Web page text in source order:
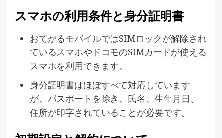
スマホの利用条件と身分証明書
おてがるモバイルではSIMロックが解除され
ているスマホやドコモのSIMカードが使える
スマホを利用できます。
身分証明書はほぼすべて対応しています
が、パスポートを除き、氏名、生年月日、
住所が印字されていることが必要です。